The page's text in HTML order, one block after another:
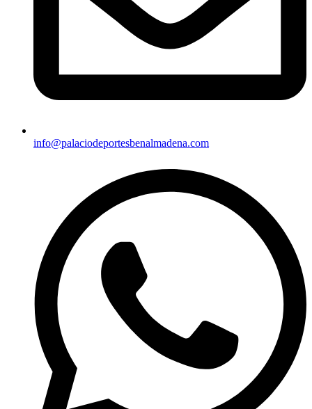
info@palaciodeportesbenalmadena.com